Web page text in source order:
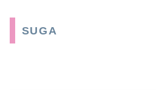
SUGA